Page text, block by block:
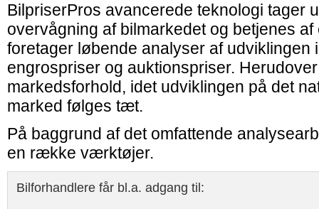
BilpriserPros avancerede teknologi tager
overvågning af bilmarkedet og betjenes
foretager løbende analyser af udviklingen
engrospriser og auktionspriser.
markedsforhold, idet udviklingen på det
marked følges tæt.
På baggrund af det omfattende
en række værktøjer.
Bilforhandlere får bl.a. adgang til: